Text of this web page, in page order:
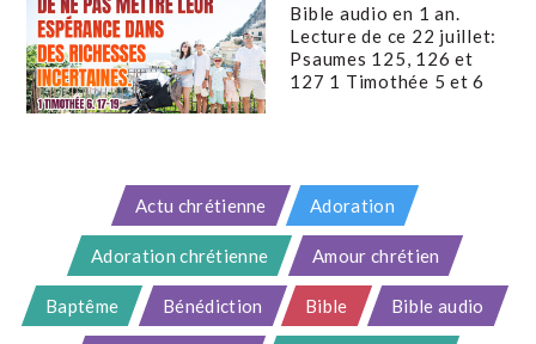
Bible audio en 1 an.
Lecture de ce 22 juillet:
Psaumes 125, 126 et
127 1 Timothée 5 et 6
Actu chrétienne Adoration
Adoration chrétienne Amour chrétien
Baptême Bénédiction Bible Bible audio